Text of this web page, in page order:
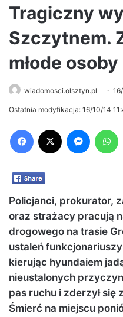
Tragiczny
Szczytnem.
młode osoby
wiadomosci.olsztyn.pl
Ostatnia modyfikacja: 16/10/14
Policjanci, prokurator,
oraz strażacy pracują
drogowego na trasie
ustaleń
kierując hyundaiem
nieustalonych
pas ruchu i zderzył się
Śmierć na miejscu